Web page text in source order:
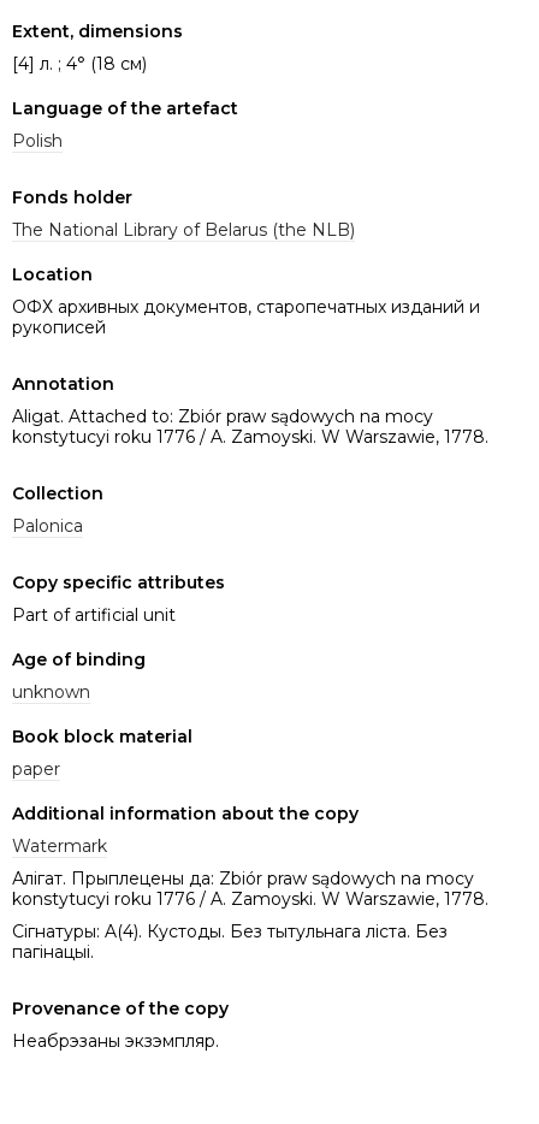
Extent, dimensions
[4] л. ; 4° (18 см)
Language of the artefact
Polish
Fonds holder
The National Library of Belarus (the NLB)
Location
ОФХ архивных документов, старопечатных изданий и
рукописей
Annotation
Aligat. Attached to: Zbiór praw sądowych na mocy
konstytucyi roku 1776 / A. Zamoyski. W Warszawie, 1778.
Collection
Palonica
Copy specific attributes
Part of artificial unit
Age of binding
unknown
Book block material
paper
Additional information about the copy
Watermark
Алігат. Прыплецены да: Zbiór praw sądowych na mocy
konstytucyi roku 1776 / A. Zamoyski. W Warszawie, 1778.
Сігнатуры: A(4). Кустоды. Без тытульнага ліста. Без
пагінацыі.
Provenance of the copy
Неабрэзаны экзэмпляр.